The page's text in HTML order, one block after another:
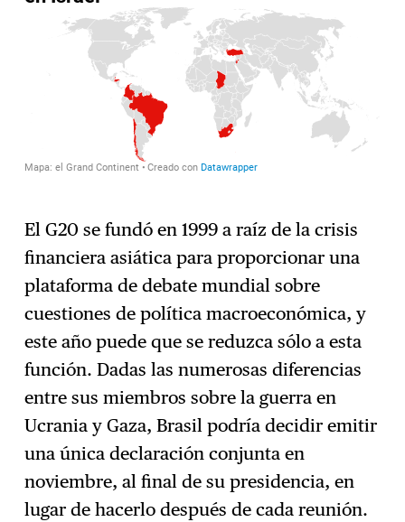
El G20 se fundó en 1999 a raíz de la crisis
financiera asiática para proporcionar una
plataforma de debate mundial sobre
cuestiones de política macroeconómica, y
este año puede que se reduzca sólo a esta
función. Dadas las numerosas diferencias
entre sus miembros sobre la guerra en
Ucrania y Gaza, Brasil podría decidir emitir
una única declaración conjunta en
noviembre, al final de su presidencia, en
lugar de hacerlo después de cada reunión.